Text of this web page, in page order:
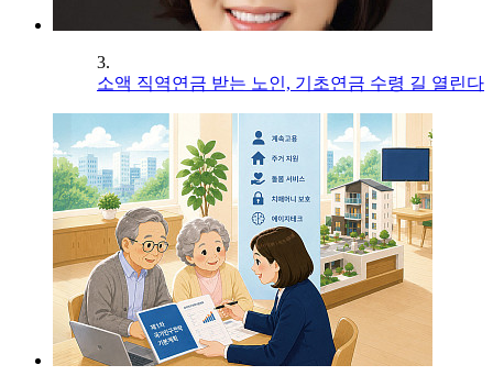
3.
소액 직역연금 받는 노인, 기초연금 수령 길 열린다